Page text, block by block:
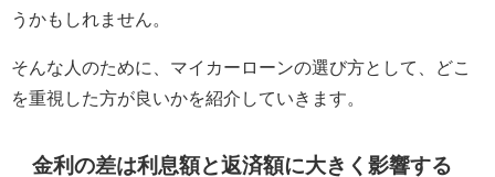
うかもしれません。
そんな人のために、マイカーローンの選び方として、どこ
を重視した方が良いかを紹介していきます。
金利の差は利息額と返済額に大きく影響する